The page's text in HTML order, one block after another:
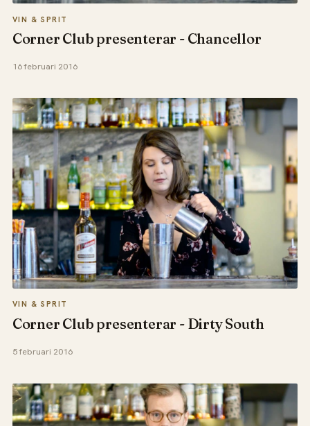
VIN & SPRIT
Corner Club presenterar - Chancellor
16 februari 2016
VIN & SPRIT
Corner Club presenterar - Dirty South
5 februari 2016